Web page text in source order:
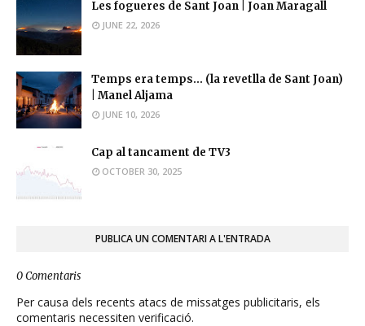
Les fogueres de Sant Joan | Joan Maragall
JUNE 22, 2026
Temps era temps... (la revetlla de Sant Joan)
| Manel Aljama
JUNE 10, 2026
Cap al tancament de TV3
OCTOBER 30, 2025
PUBLICA UN COMENTARI A L'ENTRADA
0 Comentaris
Per causa dels recents atacs de missatges publicitaris, els
comentaris necessiten verificació.